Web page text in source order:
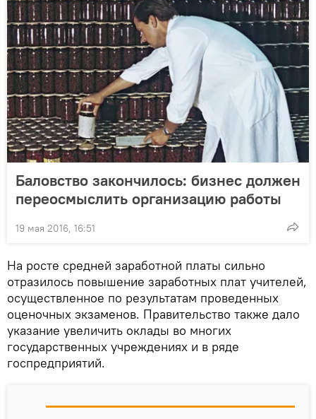
Баловство закончилось: бизнес должен
переосмыслить организацию работы
19 мая 2016, 16:51
На росте средней заработной платы сильно
отразилось повышение заработных плат учителей,
осуществленное по результатам проведенных
оценочных экзаменов. Правительство также дало
указание увеличить оклады во многих
государственных учреждениях и в ряде
госпредприятий.